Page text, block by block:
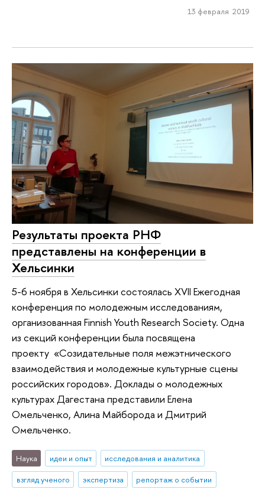
13 февраля 2019
Результаты проекта РНФ
представлены на конференции в
Хельсинки
5-6 ноября в Хельсинки состоялась XVII Ежегодная
конференция по молодежным исследованиям,
организованная Finnish Youth Research Society. Одна
из секций конференции была посвящена
проекту «Созидательные поля межэтнического
взаимодействия и молодежные культурные сцены
российских городов». Доклады о молодежных
культурах Дагестана представили Елена
Омельченко, Алина Майборода и Дмитрий
Омельченко.
Наука идеи и опыт
исследования и аналитика
взгляд ученого
экспертиза репортаж о событии